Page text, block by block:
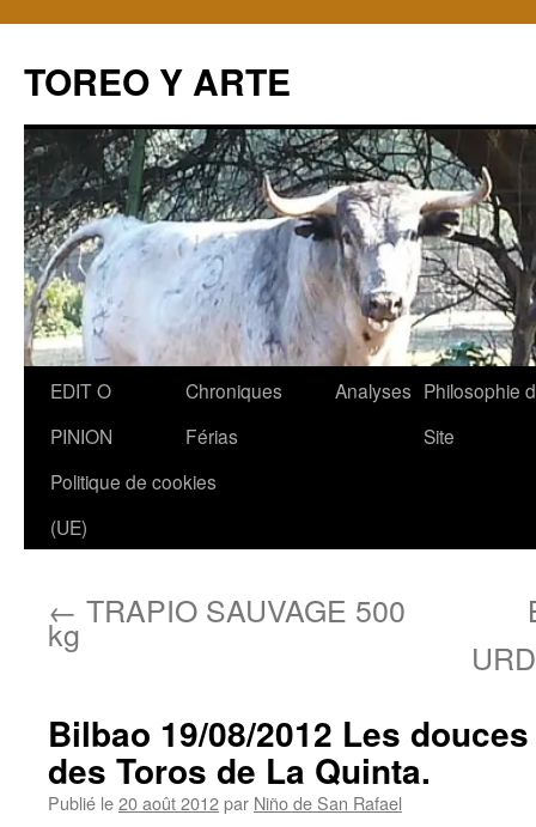
TOREO Y ARTE
Aller
contenu
EDIT O
PINION
Chroniques
Férias
Analyses Philosophie
Site
Politique de cookies
(UE)
← TRAPIO SAUVAGE 500
kg
Bilbao 19/08/2012 Les
des Toros de La Quinta.
Publié le20 août 2012par Niño de San Rafael